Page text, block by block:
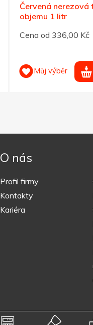
Červená nerezová
objemu 1 litr
Cena od 336,00 Kč
Můj výběr
O nás
Profil firmy
Kontakty
Kariéra